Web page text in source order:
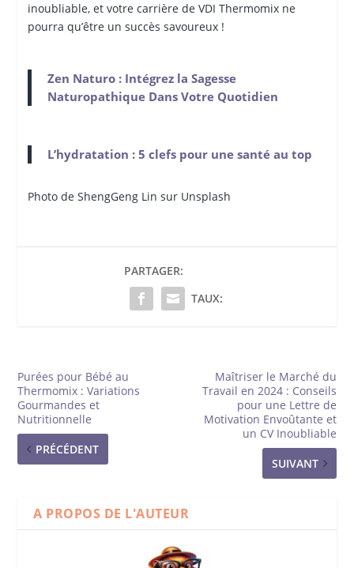
inoubliable, et votre carrière de VDI Thermomix ne
pourra qu’être un succès savoureux !
Zen Naturo : Intégrez la Sagesse
Naturopathique Dans Votre Quotidien
L’hydratation : 5 clefs pour une santé au top
Photo de ShengGeng Lin sur Unsplash
PARTAGER:
TAUX:
Purées pour Bébé au
Thermomix : Variations
Gourmandes et
Nutritionnelle
PRÉCÉDENT
Maîtriser le Marché du
Travail en 2024 : Conseils
pour une Lettre de
Motivation Envoûtante et
un CV Inoubliable
SUIVANT
A PROPOS DE L'AUTEUR